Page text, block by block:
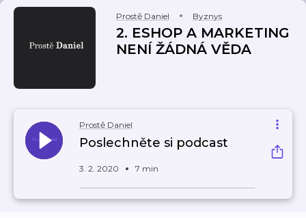
Prostě Daniel Byznys
2. ESHOP A MARKETING
NENÍ ŽÁDNÁ VĚDA
Prostě Daniel
Poslechněte si podcast
3. 2. 2020 7 min